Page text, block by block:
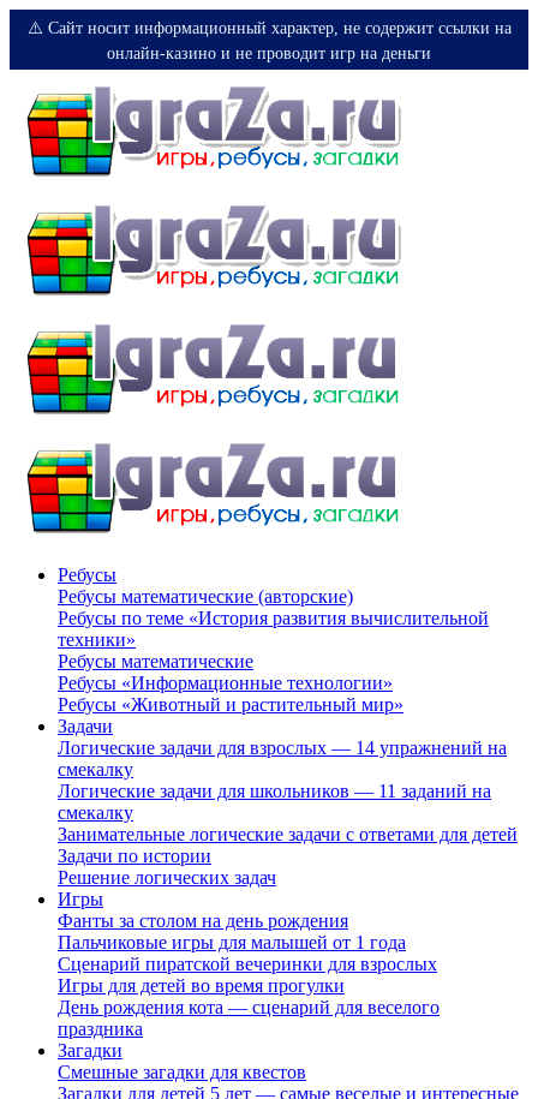
⚠️ Сайт носит информационный характер, не содержит ссылки на
онлайн-казино и не проводит игр на деньги
Ребусы
Ребусы математические (авторские)
Ребусы по теме «История развития вычислительной
техники»
Ребусы математические
Ребусы «Информационные технологии»
Ребусы «Животный и растительный мир»
Задачи
Логические задачи для взрослых — 14 упражнений на
смекалку
Логические задачи для школьников — 11 заданий на
смекалку
Занимательные логические задачи с ответами для детей
Задачи по истории
Решение логических задач
Игры
Фанты за столом на день рождения
Пальчиковые игры для малышей от 1 года
Сценарий пиратской вечеринки для взрослых
Игры для детей во время прогулки
День рождения кота — сценарий для веселого
праздника
Загадки
Смешные загадки для квестов
Загадки для детей 5 лет — самые веселые и интересные